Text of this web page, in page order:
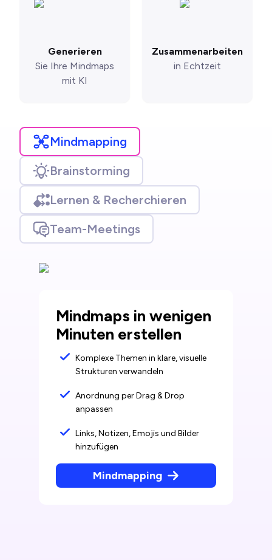
Generieren
Sie Ihre Mindmaps
mit KI
Zusammenarbeiten
in Echtzeit
Mindmapping
Brainstorming
Lernen & Recherchieren
Team-Meetings
Mindmaps in wenigen
Minuten erstellen
Komplexe Themen in klare, visuelle
Strukturen verwandeln
Anordnung per Drag & Drop
anpassen
Links, Notizen, Emojis und Bilder
hinzufügen
Mindmapping